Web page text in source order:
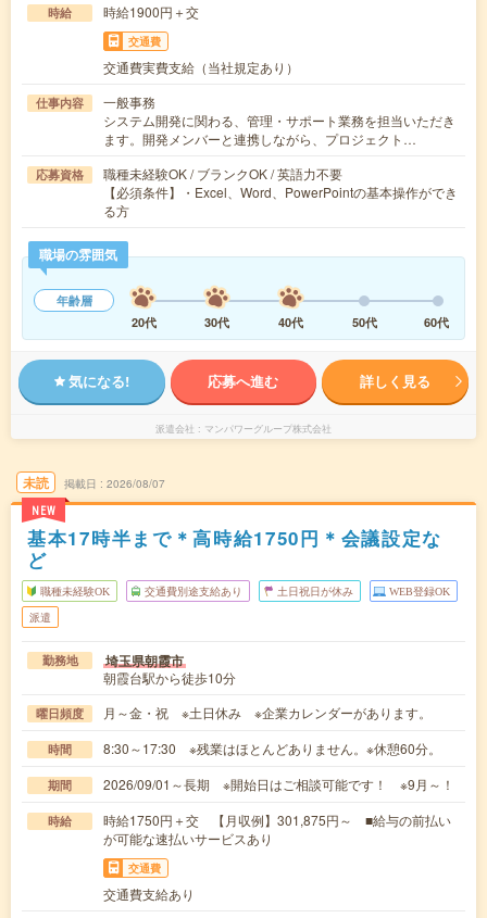
時給 時給1900円＋交
交通費
交通費実費支給（当社規定あり）
仕事内容
一般事務
システム開発に関わる、管理・サポート業務を担当いただき
ます。開発メンバーと連携しながら、プロジェクト…
応募資格
職種未経験OK / ブランクOK / 英語力不要
【必須条件】・Excel、Word、PowerPointの基本操作ができ
る方
職場の雰囲気
年齢層
20代
30代 40代 50代 60代
気になる! 応募へ進む 詳しく見る
派遣会社 マンパワーグループ株式会社
未読
NEW
掲載日 2026/08/07
基本17時半まで＊高時給1750円＊会議設定な
ど
職種未経験OK 交通費別途支給あり 土日祝日が休み WEB登録OK
派遣
勤務地 埼玉県朝霞市
朝霞台駅から徒歩10分
曜日頻度 月～金・祝 ※土日休み ※企業カレンダーがあります。
時間 8:30～17:30 ※残業はほとんどありません。※休憩60分。
期間 2026/09/01～長期 ※開始日はご相談可能です！ ※9月～！
時給
時給1750円＋交 【月収例】301,875円～ ■給与の前払い
が可能な速払いサービスあり
交通費
交通費支給あり